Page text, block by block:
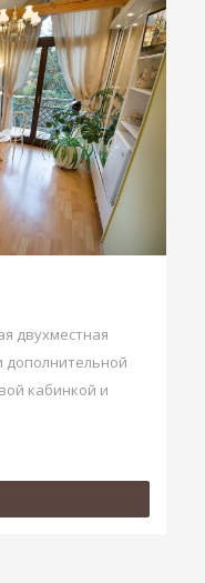
двухместная
дополнительной
кабинкой и